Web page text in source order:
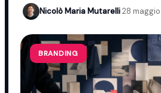
Nicolò Maria Mutarelli·28
BRANDING